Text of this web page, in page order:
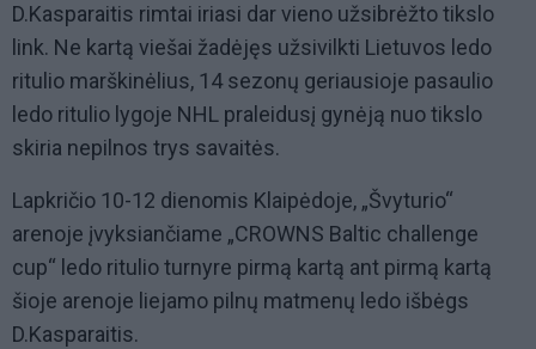
D.Kasparaitis rimtai iriasi dar vieno užsibrėžto tikslo
link. Ne kartą viešai žadėjęs užsivilkti Lietuvos ledo
ritulio marškinėlius, 14 sezonų geriausioje pasaulio
ledo ritulio lygoje NHL praleidusį gynėją nuo tikslo
skiria nepilnos trys savaitės.
Lapkričio 10-12 dienomis Klaipėdoje, „Švyturio“
arenoje įvyksiančiame „CROWNS Baltic challenge
cup“ ledo ritulio turnyre pirmą kartą ant pirmą kartą
šioje arenoje liejamo pilnų matmenų ledo išbėgs
D.Kasparaitis.